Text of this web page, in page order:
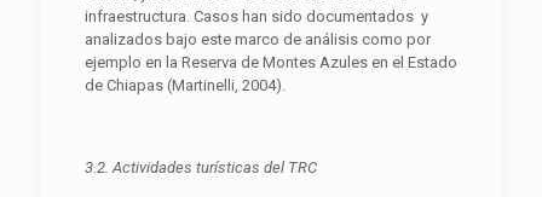
infraestructura. Casos han sido documentados y
analizados bajo este marco de análisis como por
ejemplo en la Reserva de Montes Azules en el Estado
de Chiapas (Martinelli, 2004).
3.2. Actividades turísticas del TRC